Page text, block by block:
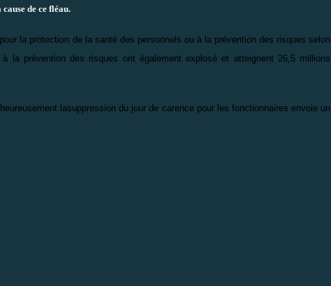
de ce fléau.
la protection de la santé des personnels ou à la prévention des risques selon
la prévention des risques ont également explosé et atteignent 26,5 millions
lasuppression du jour de carence pour les fonctionnaires envoie un